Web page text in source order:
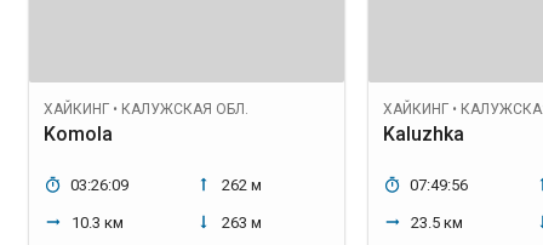
ХАЙКИНГ • КАЛУЖСКАЯ ОБЛ.
Komola
03:26:09
10.3 км
262 м
263 м
ХАЙКИНГ •
Kaluzhka
07:49:56
23.5 км